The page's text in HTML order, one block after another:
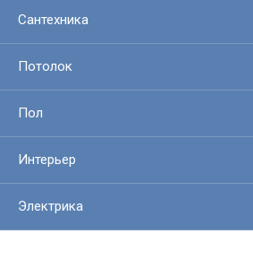
Сантехника
Потолок
Пол
Интерьер
Электрика